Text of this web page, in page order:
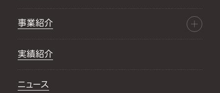
事業紹介
実績紹介
ニュース